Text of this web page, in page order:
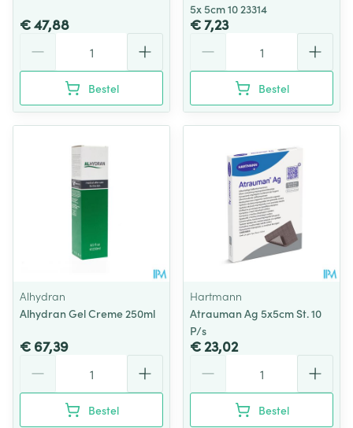
€ 47,88
Bestel
5x 5cm 10 23314
€ 7,23
Bestel
Alhydran
Alhydran Gel Creme 250ml
€ 67,39
Bestel
Hartmann
Atrauman Ag 5x5cm St. 10
P/s
€ 23,02
Bestel